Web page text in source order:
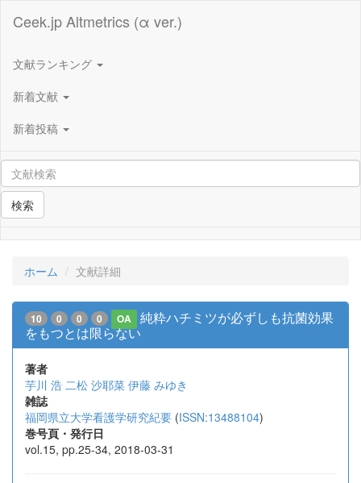
Ceek.jp Altmetrics (α ver.)
文献ランキング
新着文献
新着投稿
検索
ホーム 文献詳細
10 0 0 0 OA
純粋ハチミツが必ずしも抗菌効果
をもつとは限らない
著者
芋川 浩 二松 沙耶菜 伊藤 みゆき
雑誌
福岡県立大学看護学研究紀要 (ISSN:13488104)
巻号頁・発行日
vol.15, pp.25-34, 2018-03-31